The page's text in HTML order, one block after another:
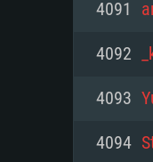
운영체
프로세
메모리:
운영체
프로세
운영체
프로세
메모리:
4091
4092
4093
4094